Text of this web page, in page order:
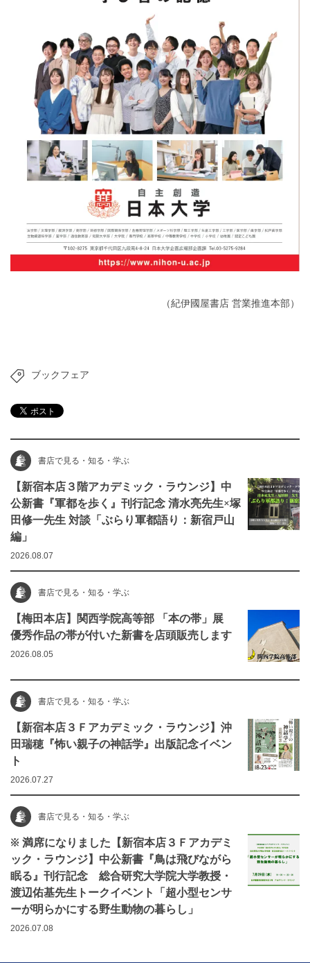
（紀伊國屋書店 営業推進本部）
ブックフェア
書店で見る・知る・学ぶ
【新宿本店３階アカデミック・ラウンジ】中
公新書『軍都を歩く』刊行記念 清水亮先生×塚
田修一先生 対談「ぶらり軍都語り：新宿戸山
編」
2026.08.07
書店で見る・知る・学ぶ
【梅田本店】関西学院高等部 「本の帯」展
優秀作品の帯が付いた新書を店頭販売します
2026.08.05
書店で見る・知る・学ぶ
【新宿本店３Ｆアカデミック・ラウンジ】沖
田瑞穂『怖い親子の神話学』出版記念イベン
ト
2026.07.27
書店で見る・知る・学ぶ
※ 満席になりました【新宿本店３Ｆアカデミ
ック・ラウンジ】中公新書『鳥は飛びながら
眠る』刊行記念 総合研究大学院大学教授・
渡辺佑基先生トークイベント「超小型センサ
ーが明らかにする野生動物の暮らし」
2026.07.08